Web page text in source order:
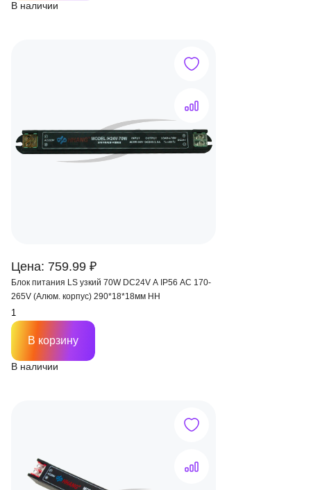
В наличии
Цена: 759.99 ₽
Блок питания LS узкий 70W DC24V A IP56 AC 170-
265V (Алюм. корпус) 290*18*18мм HH
В наличии
В корзину